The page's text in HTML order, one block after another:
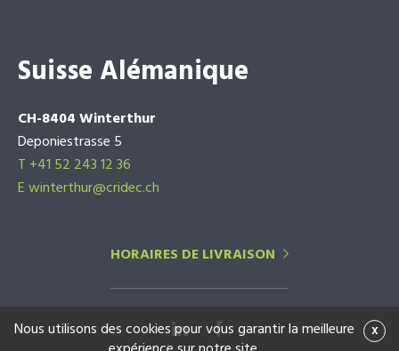
Suisse Alémanique
CH-8404 Winterthur
Deponiestrasse 5
T +41 52 243 12 36
E winterthur@cridec.ch
HORAIRES DE LIVRAISON
x
Nous utilisons des cookies pour vous garantir la meilleure